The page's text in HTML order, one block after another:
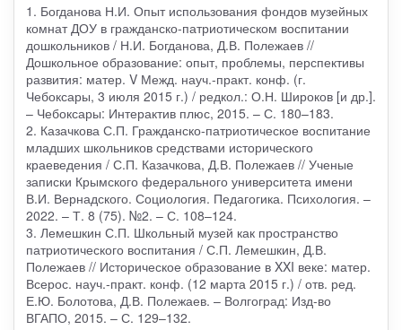
1. Богданова Н.И. Опыт использования фондов музейных
комнат ДОУ в гражданско-патриотическом воспитании
дошкольников / Н.И. Богданова, Д.В. Полежаев //
Дошкольное образование: опыт, проблемы, перспективы
развития: матер. V Межд. науч.-практ. конф. (г.
Чебоксары, 3 июля 2015 г.) / редкол.: О.Н. Широков [и др.].
– Чебоксары: Интерактив плюс, 2015. – С. 180–183.
2. Казачкова С.П. Гражданско-патриотическое воспитание
младших школьников средствами исторического
краеведения / С.П. Казачкова, Д.В. Полежаев // Ученые
записки Крымского федерального университета имени
В.И. Вернадского. Социология. Педагогика. Психология. –
2022. – Т. 8 (75). №2. – С. 108–124.
3. Лемешкин С.П. Школьный музей как пространство
патриотического воспитания / С.П. Лемешкин, Д.В.
Полежаев // Историческое образование в XXI веке: матер.
Всерос. науч.-практ. конф. (12 марта 2015 г.) / отв. ред.
Е.Ю. Болотова, Д.В. Полежаев. – Волгоград: Изд-во
ВГАПО, 2015. – С. 129–132.